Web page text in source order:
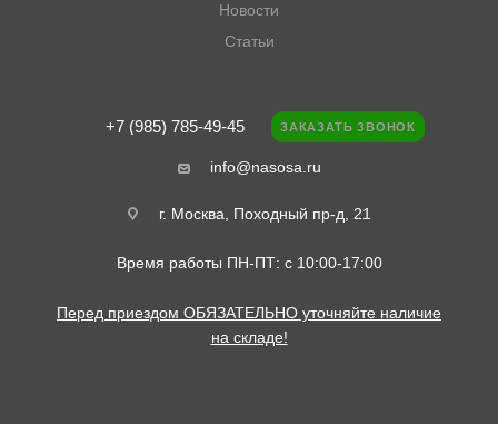
Новости
Статьи
+7 (985) 785-49-45 ЗАКАЗАТЬ ЗВОНОК
info@nasosa.ru
г. Москва, Походный пр-д, 21
Время работы ПН-ПТ: с 10:00-17:00
Перед приездом ОБЯЗАТЕЛЬНО уточняйте наличие
на складе!